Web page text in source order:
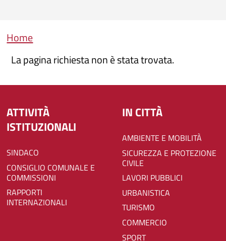
Briciole di pane
Home
La pagina richiesta non è stata trovata.
ATTIVITÀ
ISTITUZIONALI
SINDACO
CONSIGLIO COMUNALE E
COMMISSIONI
RAPPORTI
INTERNAZIONALI
IN CITTÀ
AMBIENTE E MOBILITÀ
SICUREZZA E PROTEZIONE
CIVILE
LAVORI PUBBLICI
URBANISTICA
TURISMO
COMMERCIO
SPORT